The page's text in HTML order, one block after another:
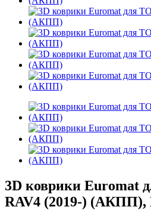
3D коврики Euromat
RAV4 (2019-) (АКПП),